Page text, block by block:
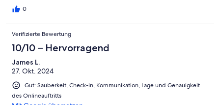
0
Verifizierte Bewertung
10/10 – Hervorragend
James L.
27. Okt. 2024
Gut: Sauberkeit, Check-in, Kommunikation, Lage und Genauigkeit
des Onlineauftritts